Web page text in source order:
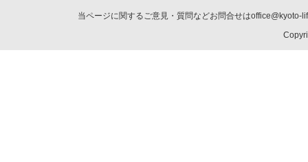
当ページに関するご意見・質問などお問合せは